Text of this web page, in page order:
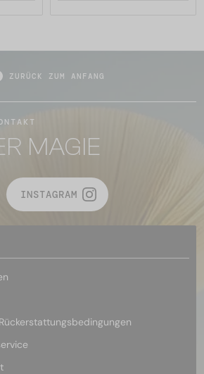
ZURÜCK ZUM ANFANG
MAGIE
INSTAGRAM